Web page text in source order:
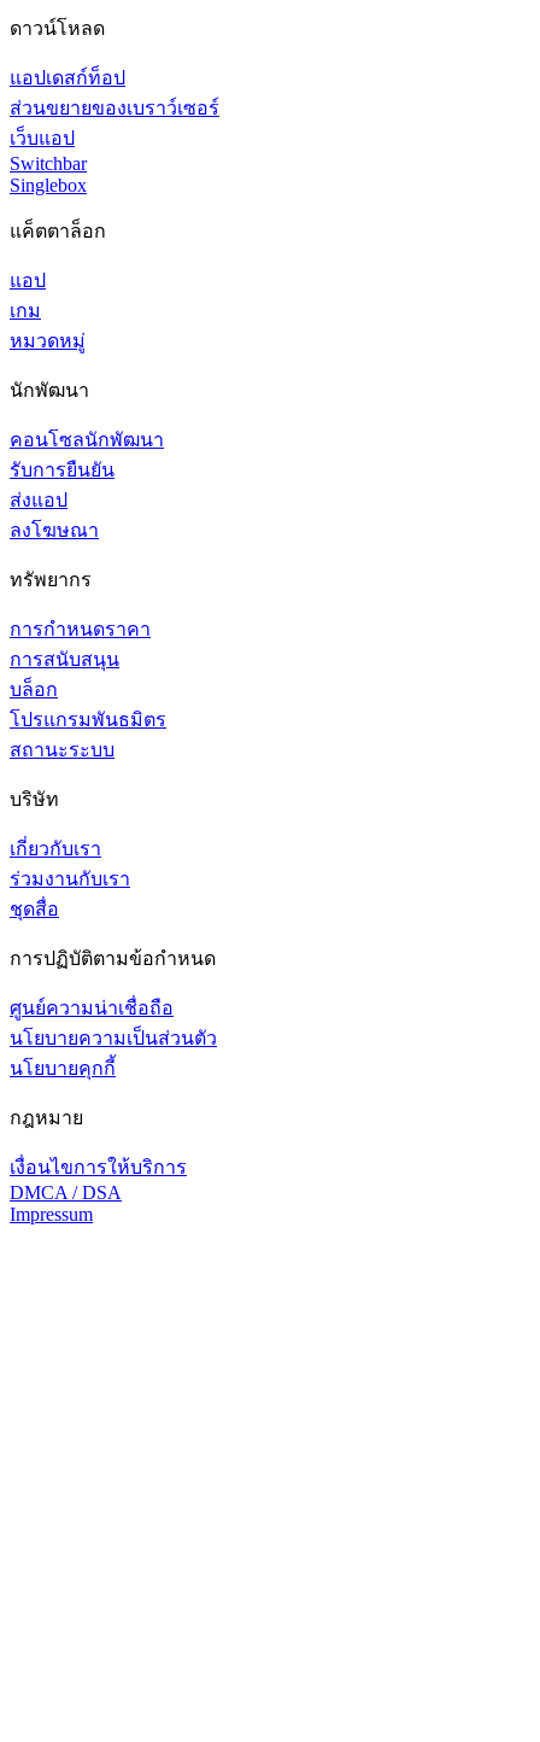
ดาวน์โหลด
แอปเดสก์ท็อป
ส่วนขยายของเบราว์เซอร์
เว็บแอป
Switchbar
Singlebox
แค็ตตาล็อก
แอป
เกม
หมวดหมู่
นักพัฒนา
คอนโซลนักพัฒนา
รับการยืนยัน
ส่งแอป
ลงโฆษณา
ทรัพยากร
การกำหนดราคา
การสนับสนุน
บล็อก
โปรแกรมพันธมิตร
สถานะระบบ
บริษัท
เกี่ยวกับเรา
ร่วมงานกับเรา
ชุดสื่อ
การปฏิบัติตามข้อกำหนด
ศูนย์ความน่าเชื่อถือ
นโยบายความเป็นส่วนตัว
นโยบายคุกกี้
กฎหมาย
เงื่อนไขการให้บริการ
DMCA / DSA
Impressum